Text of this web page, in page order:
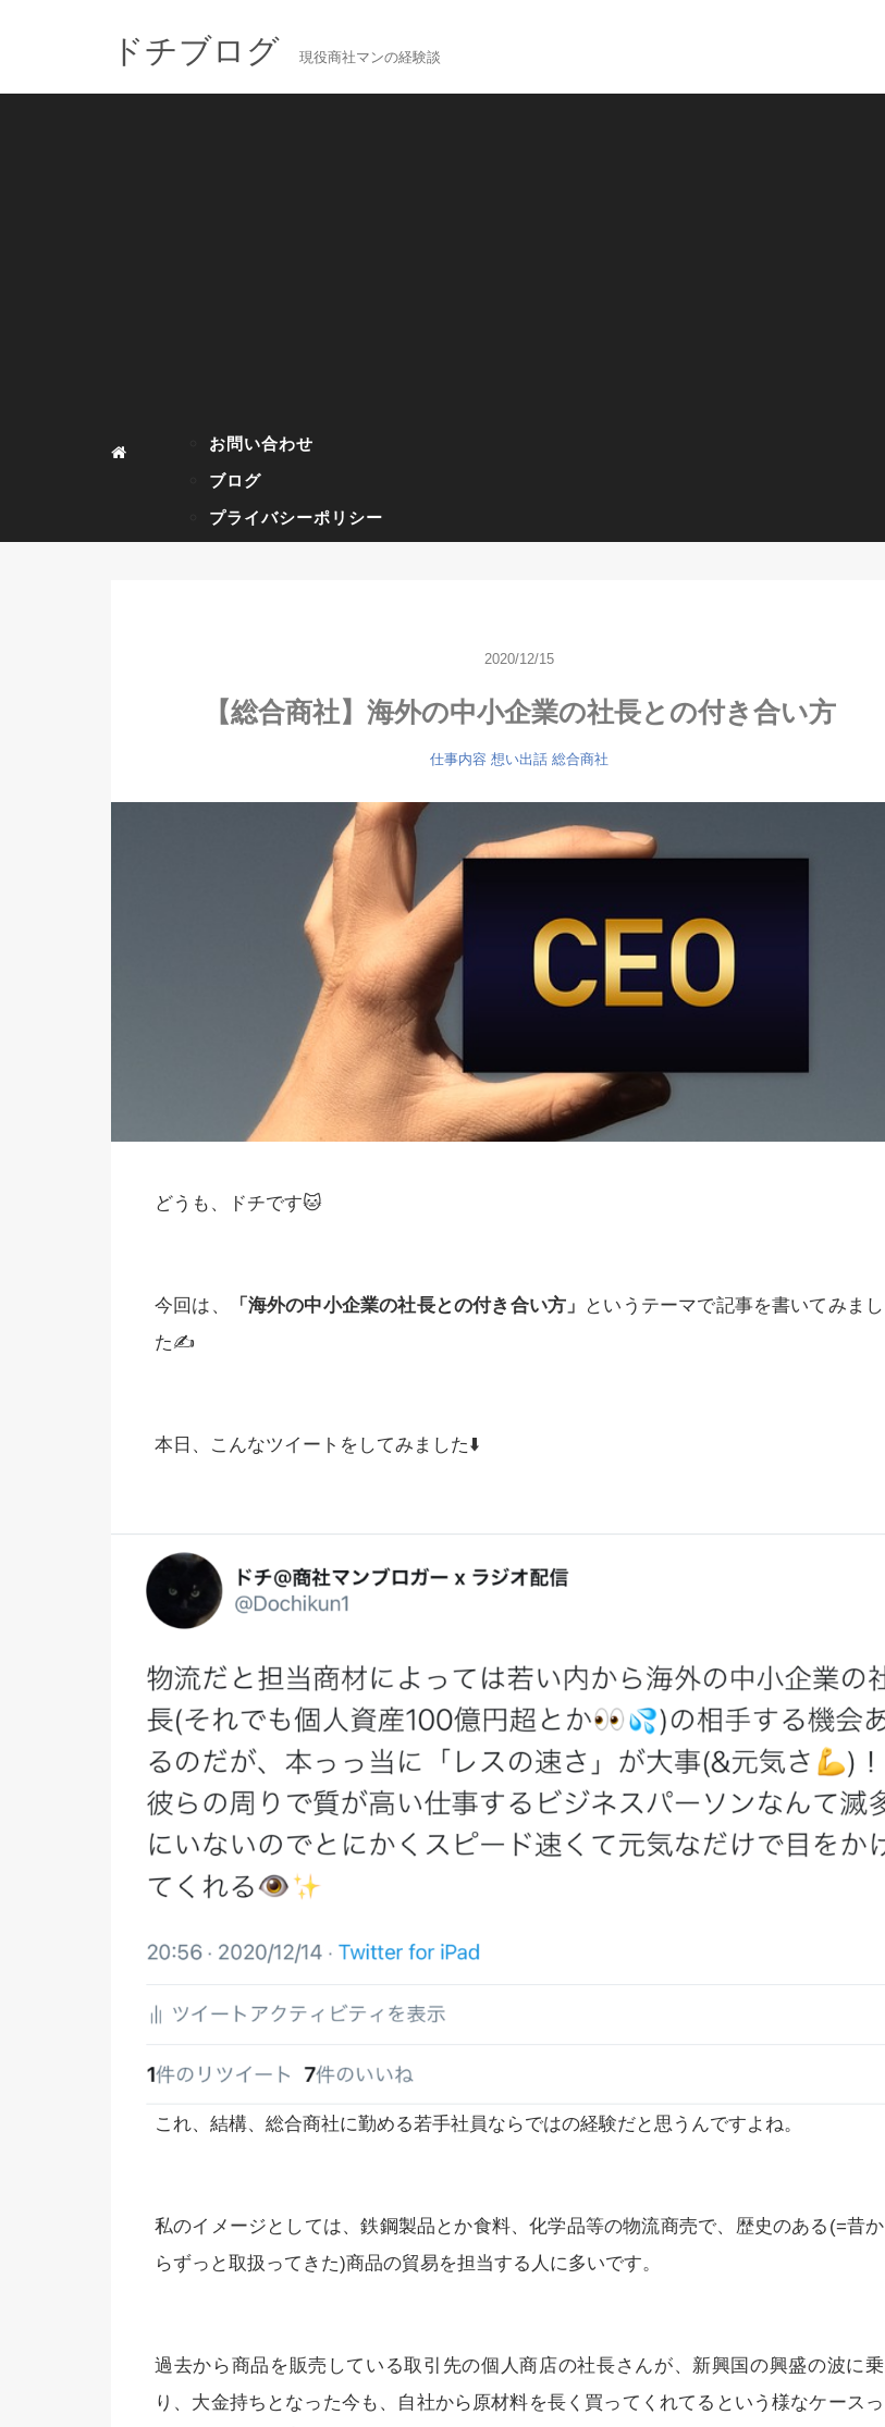
ドチブログ 現役商社マンの経験談
お問い合わせ
ブログ
プライバシーポリシー
2020/12/15
【総合商社】海外の中小企業の社長との付き合い方
仕事内容 想い出話 総合商社
どうも、ドチです🐱
今回は、 「海外の中小企業の社長との付き合い方」
というテーマで記事を書いてみまし
た✍️
本日、こんなツイートをしてみました⬇️
これ、結構、総合商社に勤める若手社員ならではの経験だと思うんですよね。
私のイメージとしては、鉄鋼製品とか食料、化学品等の物流商売で、歴史のある(=昔か
らずっと取扱ってきた)商品の貿易を担当する人に多いです。
過去から商品を販売している取引先の個人商店の社長さんが、新興国の興盛の波に乗
り、大金持ちとなった今も、自社から原材料を長く買ってくれてるという様なケースっ